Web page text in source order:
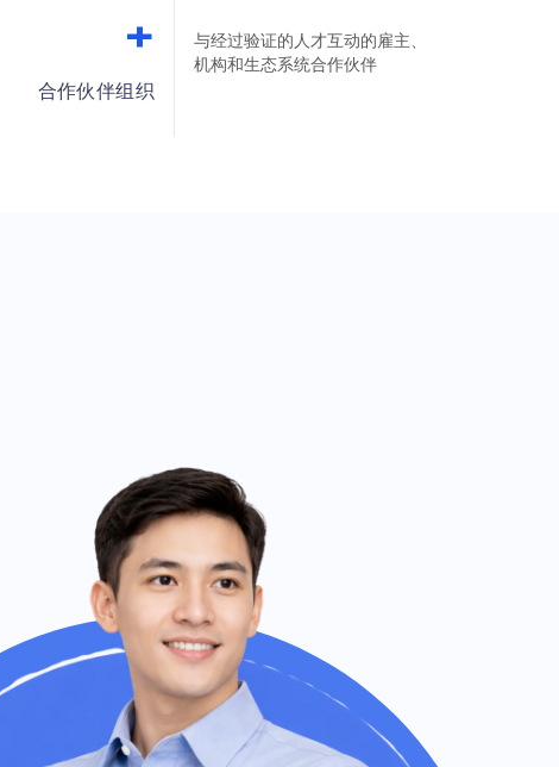
30
+
合作伙伴组织
与经过验证的人才互动的雇主、
机构和生态系统合作伙伴